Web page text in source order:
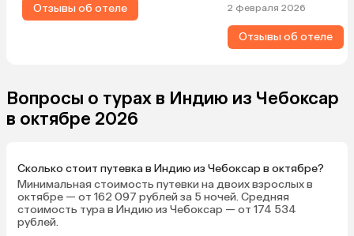
Отзывы об отеле
10–15. чистые уютные
всем необходимым,
внимательный
недорого, многие
подолгу в Арамболе
2 февраля 2026
Отзывы об отеле
Вопросы о турах в Индию из Чебоксар
в октябре 2026
Сколько стоит путевка в Индию из Чебоксар в октябре?
Минимальная стоимость путевки на двоих взрослых в
октябре — от 162 097 рублей за 5 ночей. Средняя
стоимость тура в Индию из Чебоксар — от 174 534
рублей.